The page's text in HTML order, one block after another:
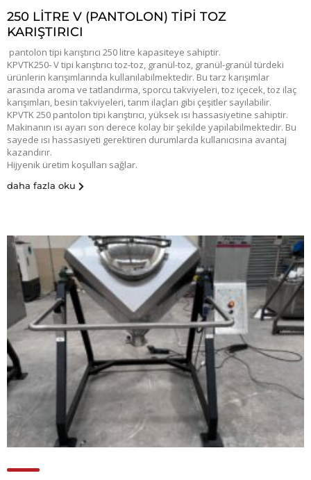
250 LITRE V (PANTOLON) TIPI TOZ
KARIŞTIRICI
pantolon tipi karıştırıcı 250 litre kapasiteye sahiptir.
KPVTK250- V tipi karıştırıcı toz-toz, granül-toz, granül-granül türdeki
ürünlerin karışımlarında kullanılabilmektedir. Bu tarz karışımlar
arasında aroma ve tatlandırma, sporcu takviyeleri, toz içecek, toz ilaç
karışımları, besin takviyeleri, tarım ilaçları gibi çeşitler sayılabilir.
KPVTK 250 pantolon tipi karıştırıcı, yüksek ısı hassasiyetine sahiptir.
Makinanın ısı ayarı son derece kolay bir şekilde yapılabilmektedir. Bu
sayede ısı hassasiyeti gerektiren durumlarda kullanıcısına avantaj
kazandırır.
Hijyenik üretim koşulları sağlar.
daha fazla oku